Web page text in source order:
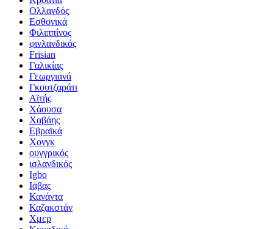
Ολλανδός
Εσθονικά
Φιλιππίνος
φινλανδικός
Frisian
Γαλικίας
Γεωργιανά
Γκουτζαράτι
Αϊτής
Χάουσα
Χαβάης
Εβραϊκά
Χονγκ
ουγγρικός
ισλανδικός
Igbo
Ιάβας
Κανάντα
Καζακστάν
Χμερ